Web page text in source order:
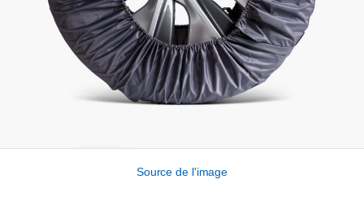
Source de l'image